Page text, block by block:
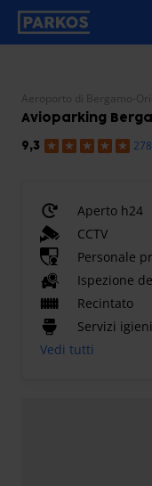
etichetta-navigazione-
Aeroporto di Bergamo-
Avioparking
9,3
Aperto h24
CCTV
Personale
Ispezione
Recintato
Servizi
Vedi tutti